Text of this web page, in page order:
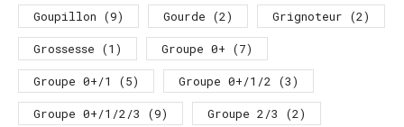
Goupillon (9) Gourde (2) Grignoteur (2)
Grossesse (1) Groupe 0+ (7)
Groupe 0+/1
(5) Groupe 0+/1/2 (3)
Groupe 0+/1/2/3
(9) Groupe 2/3
(2)